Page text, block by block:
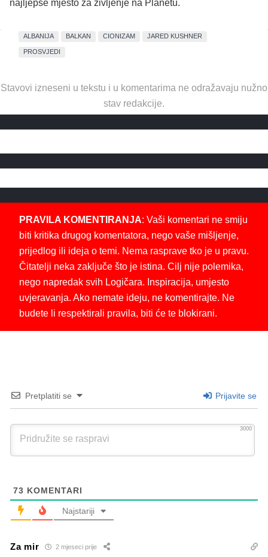
najljepše mjesto za življenje na Planetu.
ALBANIJA BALKAN CIONIZAM JARED KUSHNER
PROSVJEDI
Stavovi izneseni u tekstu i u komentarima ne odražavaju nužno
stav redakcije.
PRAVILA KOMENTIRANJA: Vaši komentari ne smiju
biti kritika drugog komentatora, nego vaše mišljenje,
prijedlog ili ideja o temi. Nema rasprave tko je u pravu.
Čitatelji neka zaključe što je istina. Cilj nije polemika,
nego napredak svih Logičara. Inspiracija, umjesto
uvjeravanja. Ako nemate ideju, ne komentirajte. Ne
budete li respektirali pravila, biti će te blokirani.
Pretplatiti se Prijavite se
3000
73 KOMENTARI
Najstariji
Za mir 2 mjeseci prije